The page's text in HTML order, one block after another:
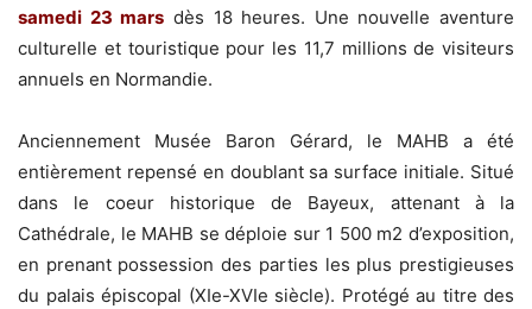
samedi 23 mars dès 18 heures. Une nouvelle aventure
culturelle et touristique pour les 11,7 millions de visiteurs
annuels en Normandie.
Anciennement Musée Baron Gérard, le MAHB a été
entièrement repensé en doublant sa surface initiale. Situé
dans le coeur historique de Bayeux, attenant à la
Cathédrale, le MAHB se déploie sur 1 500 m2 d’exposition,
en prenant possession des parties les plus prestigieuses
du palais épiscopal (XIe-XVIe siècle). Protégé au titre des